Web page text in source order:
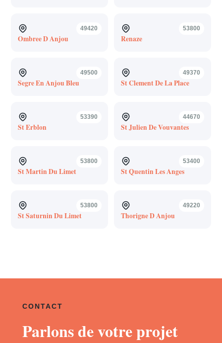
49420
Ombree D Anjou
53800
Renaze
49500
Segre En Anjou Bleu
49370
St Clement De La Place
53390
St Erblon
44670
St Julien De Vouvantes
53800
St Martin Du Limet
53400
St Quentin Les Anges
53800
St Saturnin Du Limet
49220
Thorigne D Anjou
CONTACT
Parlons de votre projet